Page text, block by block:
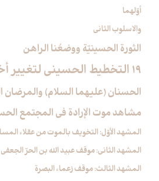
أوّلهما
والاسلوب الثاني
الثورة الحسينيّة ووضعُنا الراهن
19 التخطيط الحسيني لتغيير أخلاقيّة الهزيمة
الحسنان (عليهما السلام) والمرضان
مشاهد موت الإرادة في المجتمع
المشهد الأوّل: التخويف بالموت من عقلاء
المشهد الثاني: موقف عبيد الله بن الحرّ الجعفي
المشهد الثالث: موقف زعماء البصرة